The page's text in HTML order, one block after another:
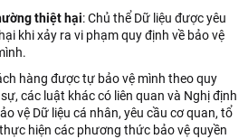
thiệt hại: Chủ thể Dữ liệu được yêu
khi xảy ra vi phạm quy định về bảo vệ
hàng được tự bảo vệ mình theo quy
các luật khác có liên quan và Nghị định
vệ Dữ liệu cá nhân, yêu cầu cơ quan, tổ
hiện các phương thức bảo vệ quyền